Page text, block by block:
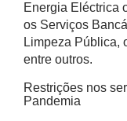
Energia Eléctrica
os Serviços
Limpeza Pública,
entre outros.
Restrições nos
Pandemia